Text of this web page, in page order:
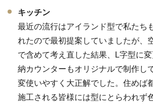
キッチン
最近の流行はアイランド型で私たち
れたので最初提案していましたが、
で含めて考え直した結果、L字型に
納カウンターもオリジナルで制作し
変使いやすく大正解でした。住めば
施工される皆様には型にとらわれず